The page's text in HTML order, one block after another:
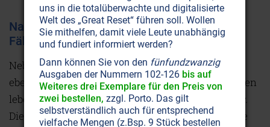
Naturhefe, ein Bodyguard mit ungeahnten
Fähigkeiten
Neben der Milchsäuregärung kennt die Natur die
ebenso wichtige Hefegärung. Der für den Menschen
lebenswichtige Hefestamm heißtSaccharomyces.
Die Hefepilze leben vom Zucker, den sie in geringe
uns in die totalüberwachte und digitalisierte
Welt des „Great Reset“ führen soll. Wollen
Sie mithelfen, damit viele Leute unabhängig
und fundiert informiert werden?
Dann können Sie von den fünfundzwanzig
Ausgaben der Nummern 102-126 bis auf
Weiteres drei Exemplare für den Preis von
zwei bestellen, zzgl. Porto. Das gilt
selbstverständlich auch für entsprechend
vielfache Mengen (z.Bsp. 9 Stück bestellen